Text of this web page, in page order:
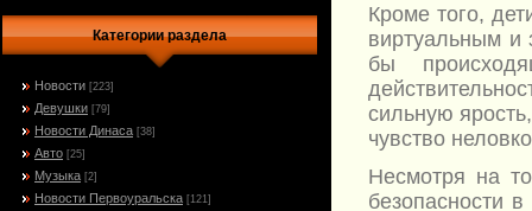
Категории раздела
Новости [223]
Девушки [79]
Новости Динаса [38]
Авто [25]
Музыка [2]
Новости Первоуральска [121]
Кроме того,
виртуальным и
бы
сильную
чувство
Несмотря на
безопасности